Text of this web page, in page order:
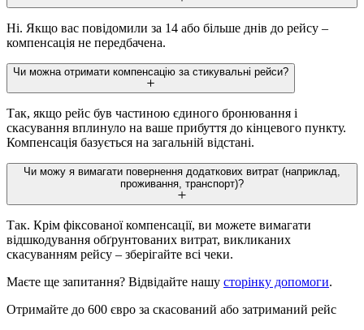
Ні. Якщо вас повідомили за 14 або більше днів до рейсу –
компенсація не передбачена.
Чи можна отримати компенсацію за стикувальні рейси?
Так, якщо рейс був частиною єдиного бронювання і
скасування вплинуло на ваше прибуття до кінцевого пункту.
Компенсація базується на загальній відстані.
Чи можу я вимагати повернення додаткових витрат (наприклад,
проживання, транспорт)?
Так. Крім фіксованої компенсації, ви можете вимагати
відшкодування обґрунтованих витрат, викликаних
скасуванням рейсу – зберігайте всі чеки.
Маєте ще запитання? Відвідайте нашу сторінку допомоги.
Отримайте до 600 євро за скасований або затриманий рейс